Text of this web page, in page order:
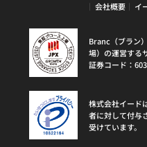
会社概要
イ
Branc（ブラン
場）の運営する
証券コード：
株式会社イード
者に対して付与
受けています。